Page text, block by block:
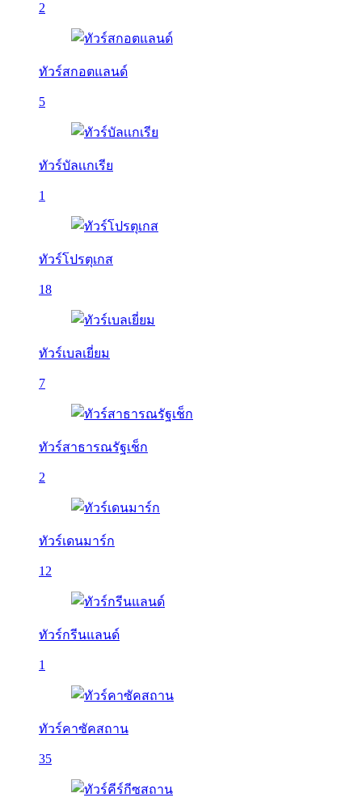
2
ทัวร์สกอตแลนด์
5
ทัวร์บัลเเกเรีย
1
ทัวร์โปรตุเกส
18
ทัวร์เบลเยี่ยม
7
ทัวร์สาธารณรัฐเช็ก
2
ทัวร์เดนมาร์ก
12
ทัวร์กรีนแลนด์
1
ทัวร์คาซัคสถาน
35